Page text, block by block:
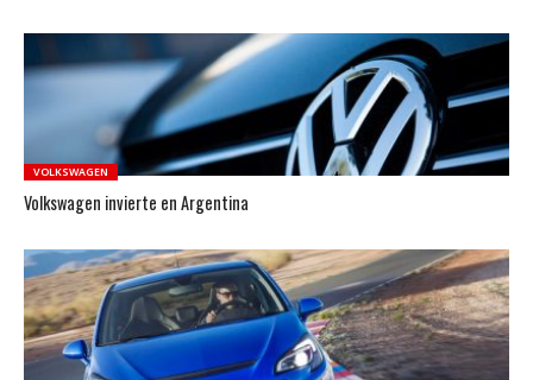
VOLKSWAGEN
Volkswagen invierte en Argentina